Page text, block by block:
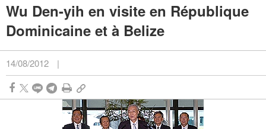
Wu Den-yih en visite en République
Dominicaine et à Belize
14/08/2012 |